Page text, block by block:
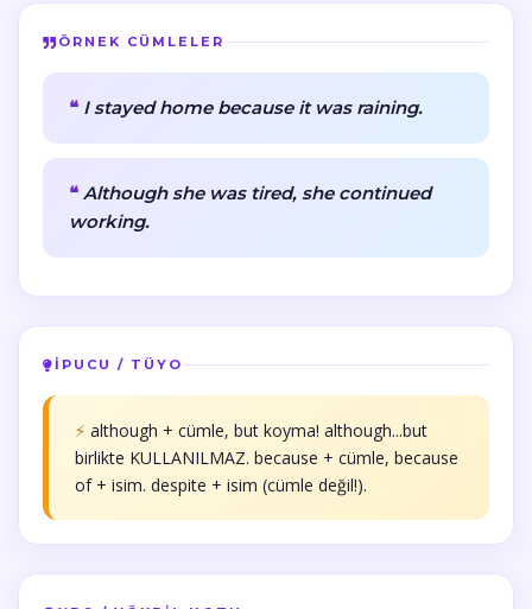
ÖRNEK CÜMLELER
I stayed home because it was raining.
Although she was tired, she continued
working.
İPUCU / TÜYO
⚡ although + cümle, but koyma! although...but
birlikte KULLANILMAZ. because + cümle, because
of + isim. despite + isim (cümle değil!).